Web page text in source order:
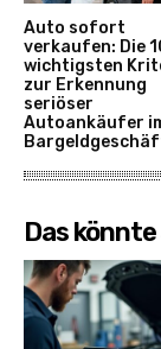
Auto sofort
verkaufen: Die
wichtigsten
zur Erkennung
seriöser
Autoankäufer
Das